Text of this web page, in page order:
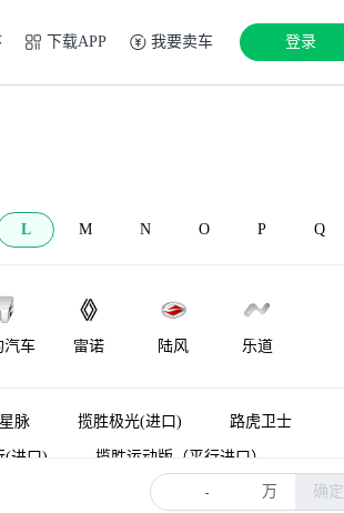
下载APP 我要卖车 登录
L M N O P Q
汽车 雷诺 陆风 乐道
车 LEVC Lorinser 兰博基尼
脉 揽胜极光(进口) 路虎卫士
(进口) 揽胜运动版（平行进口）
新能源 揽胜新能源 神行者
- 万 确定